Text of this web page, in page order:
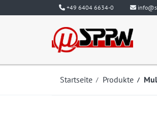
+49 6404 6634-0
Startseite Produkte